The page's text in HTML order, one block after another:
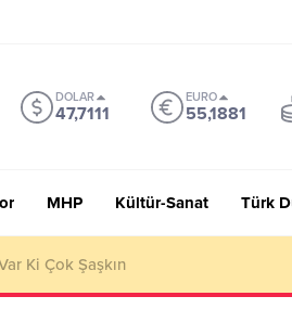
DOLAR
47,7111
EURO
55,1881
MHP Kültür-Sanat Türk
Toplumsal Gerçekliğin İnşası